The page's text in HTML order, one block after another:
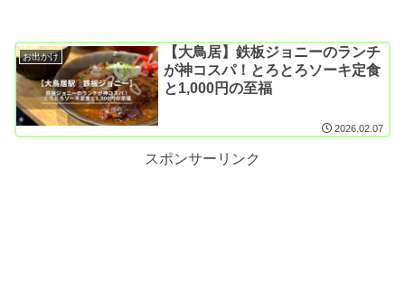
お出かけ
【大鳥居】鉄板ジョニーのランチ
が神コスパ！とろとろソーキ定食
と1,000円の至福
2026.02.07
スポンサーリンク